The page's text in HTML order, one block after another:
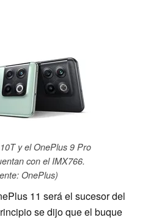
y el OnePlus 9 Pro
con el IMX766.
OnePlus)
11 será el sucesor del
se dijo que el buque